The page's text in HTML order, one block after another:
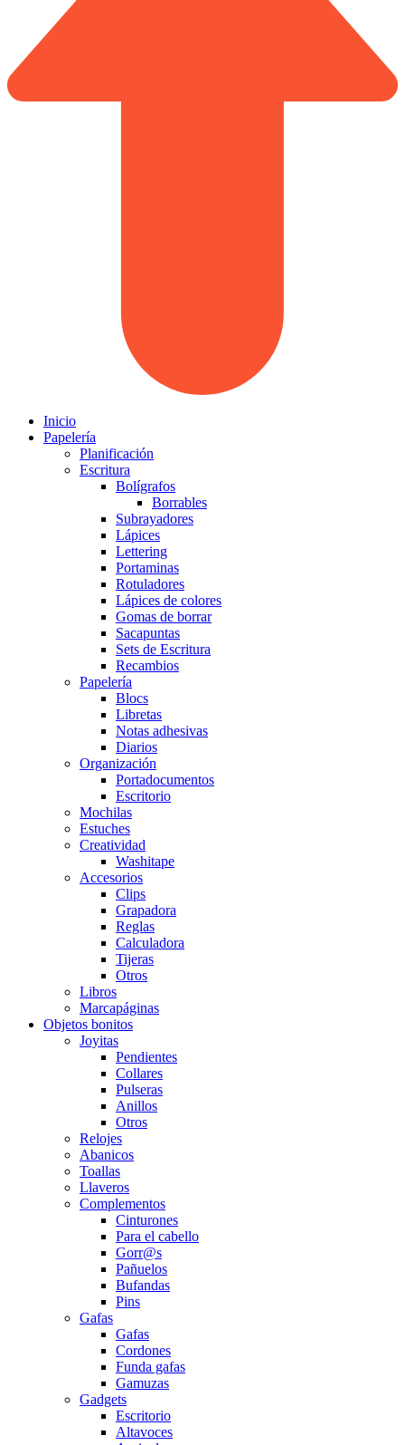
Inicio
Papelería
Planificación
Escritura
Bolígrafos
Borrables
Subrayadores
Lápices
Lettering
Portaminas
Rotuladores
Lápices de colores
Gomas de borrar
Sacapuntas
Sets de Escritura
Recambios
Papelería
Blocs
Libretas
Notas adhesivas
Diarios
Organización
Portadocumentos
Escritorio
Mochilas
Estuches
Creatividad
Washitape
Accesorios
Clips
Grapadora
Reglas
Calculadora
Tijeras
Otros
Libros
Marcapáginas
Objetos bonitos
Joyitas
Pendientes
Collares
Pulseras
Anillos
Otros
Relojes
Abanicos
Toallas
Llaveros
Complementos
Cinturones
Para el cabello
Gorr@s
Pañuelos
Bufandas
Pins
Gafas
Gafas
Cordones
Funda gafas
Gamuzas
Gadgets
Escritorio
Altavoces